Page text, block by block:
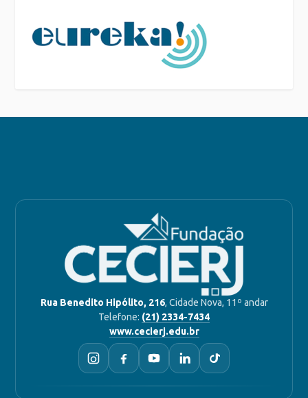
Rua Benedito Hipólito, 216, Cidade Nova, 11º andar
Telefone: (21) 2334-7434
www.cecierj.edu.br